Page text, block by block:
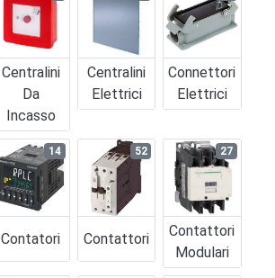
Centralini
Da
Incasso
Centralini
Elettrici
Connettori
Elettrici
Contatori
14
Contattori
52
Contattori
Modulari
27